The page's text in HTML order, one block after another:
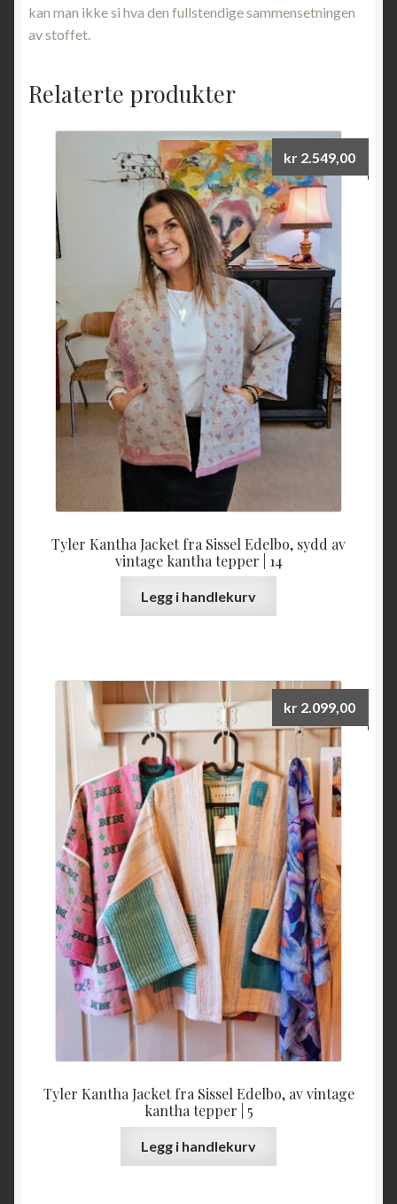
kan man ikke si hva den fullstendige sammensetningen
av stoffet.
Relaterte produkter
Tyler Kantha Jacket fra Sissel Edelbo, sydd av
vintage kantha tepper | 14
kr 2.549,00
Legg i handlekurv
Tyler Kantha Jacket fra Sissel Edelbo, av vintage
kantha tepper | 5
kr 2.099,00
Legg i handlekurv